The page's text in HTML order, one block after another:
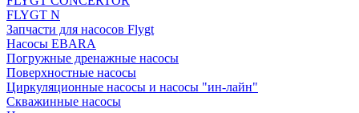
FLYGT N
Запчасти для насосов Flygt
Насосы EBARA
Погружные дренажные насосы
Поверхностные насосы
Циркуляционные насосы и насосы "ин-лайн"
Скважинные насосы